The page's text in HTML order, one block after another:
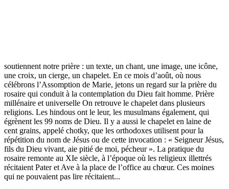
soutiennent notre prière : un texte, un chant, une image, une icône,
une croix, un cierge, un chapelet. En ce mois d’août, où nous
célébrons l’Assomption de Marie, jetons un regard sur la prière du
rosaire qui conduit à la contemplation du Dieu fait homme. Prière
millénaire et universelle On retrouve le chapelet dans plusieurs
religions. Les hindous ont le leur, les musulmans également, qui
égrènent les 99 noms de Dieu. Il y a aussi le chapelet en laine de
cent grains, appelé chotky, que les orthodoxes utilisent pour la
répétition du nom de Jésus ou de cette invocation : « Seigneur Jésus,
fils du Dieu vivant, aie pitié de moi, pécheur ». La pratique du
rosaire remonte au XIe siècle, à l’époque où les religieux illettrés
récitaient Pater et Ave à la place de l’office au chœur. Ces moines
qui ne pouvaient pas lire récitaient...